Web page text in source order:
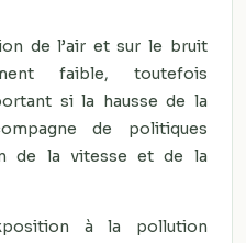
de l’air et sur le bruit
faible, toutefois
si la hausse de la
de politiques
de la vitesse et de la
à la pollution